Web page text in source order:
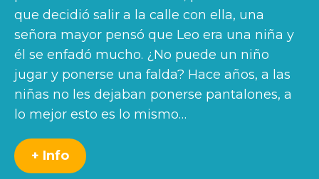
que decidió salir a la calle con ella, una
señora mayor pensó que Leo era una niña y
él se enfadó mucho. ¿No puede un niño
jugar y ponerse una falda? Hace años, a las
niñas no les dejaban ponerse pantalones, a
lo mejor esto es lo mismo…
+ Info